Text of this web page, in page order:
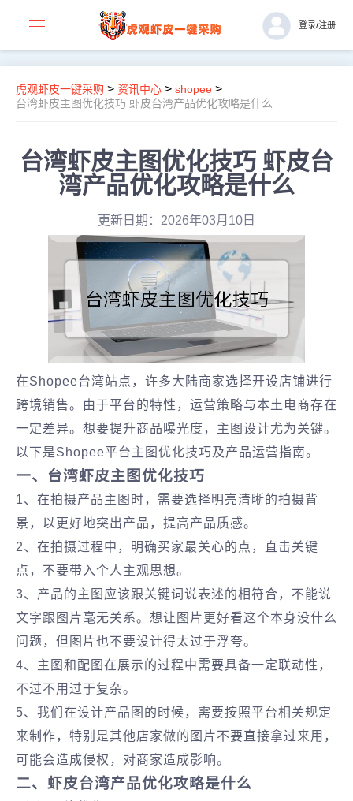
登录/注册
虎观虾皮一键采购 > 资讯中心 > shopee >
台湾虾皮主图优化技巧 虾皮台湾产品优化攻略是什么
台湾虾皮主图优化技巧 虾皮台
湾产品优化攻略是什么
更新日期：2026年03月10日
在Shopee台湾站点，许多大陆商家选择开设店铺进行
跨境销售。由于平台的特性，运营策略与本土电商存在
一定差异。想要提升商品曝光度，主图设计尤为关键。
以下是Shopee平台主图优化技巧及产品运营指南。
一、台湾虾皮主图优化技巧
1、在拍摄产品主图时，需要选择明亮清晰的拍摄背
景，以更好地突出产品，提高产品质感。
2、在拍摄过程中，明确买家最关心的点，直击关键
点，不要带入个人主观思想。
3、产品的主图应该跟关键词说表述的相符合，不能说
文字跟图片毫无关系。想让图片更好看这个本身没什么
问题，但图片也不要设计得太过于浮夸。
4、主图和配图在展示的过程中需要具备一定联动性，
不过不用过于复杂。
5、我们在设计产品图的时候，需要按照平台相关规定
来制作，特别是其他店家做的图片不要直接拿过来用，
可能会造成侵权，对商家造成影响。
二、虾皮台湾产品优化攻略是什么